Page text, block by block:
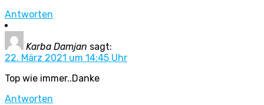
Antworten
Karba Damjan sagt:
22. März 2021 um 14:45 Uhr
Top wie immer..Danke
Antworten